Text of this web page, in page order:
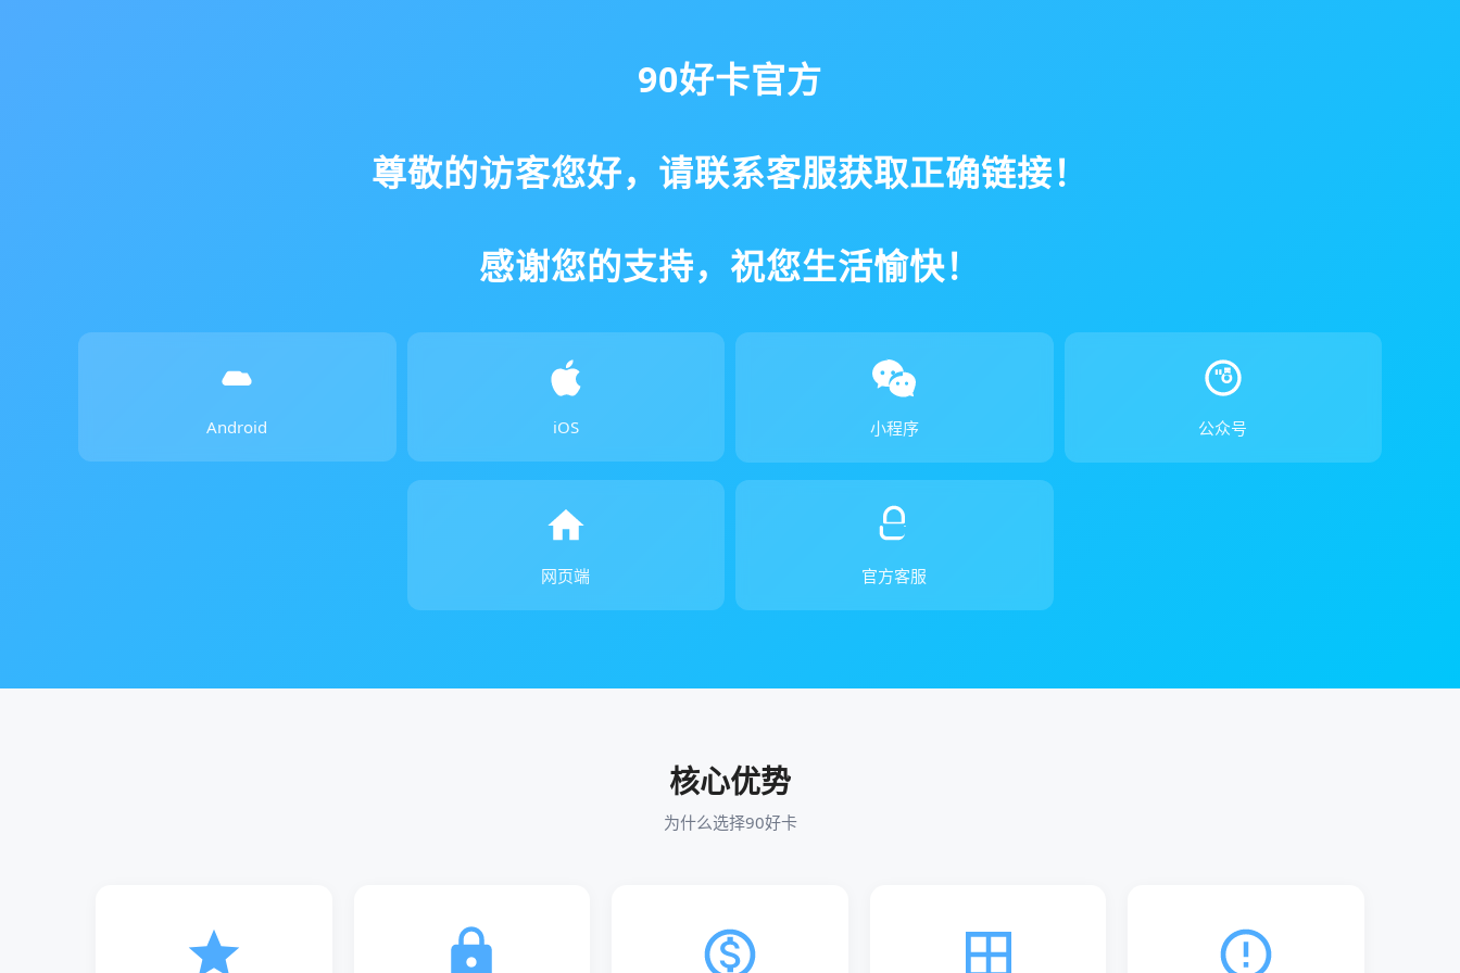
90好卡官方
尊敬的访客您好，请联系客服获取正确链接！
感谢您的支持，祝您生活愉快！
Android iOS 小程序 公众号
网页端 官方客服
核心优势
为什么选择90好卡